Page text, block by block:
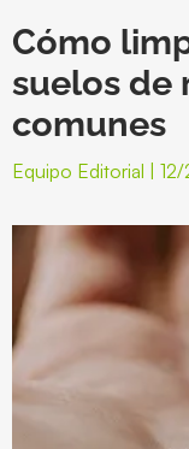
Cómo
suelos de
comunes
Equipo Editorial